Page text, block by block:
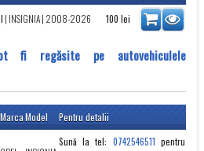
| INSIGNIA| 2008-2026 100 lei
fi regăsite pe autovehiculele
MarcaModel
Pentru detalii
Sună la tel: 0742546511 pentru